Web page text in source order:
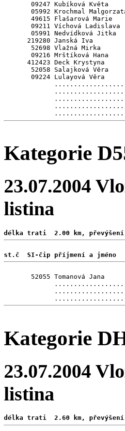
09247 Kubíková Květa
05992 Krochmal
49615 Flašarová Marie
09211 Víchová Ladislava
05991 Nedvídková Jitka
219280 Janská Iva
52698 Vlažná Mirka
09216 Mrštíková Hana
412423 Deck Krystyna
52058 Salajková Věra
09224 Lulayová Věra
Kategorie
23.07.2004
listina
délka trati  2.00 km,
st.č  SI-čip příjmení a
52055 Tomanová Jana
Kategorie
23.07.2004
listina
délka trati  2.60 km,